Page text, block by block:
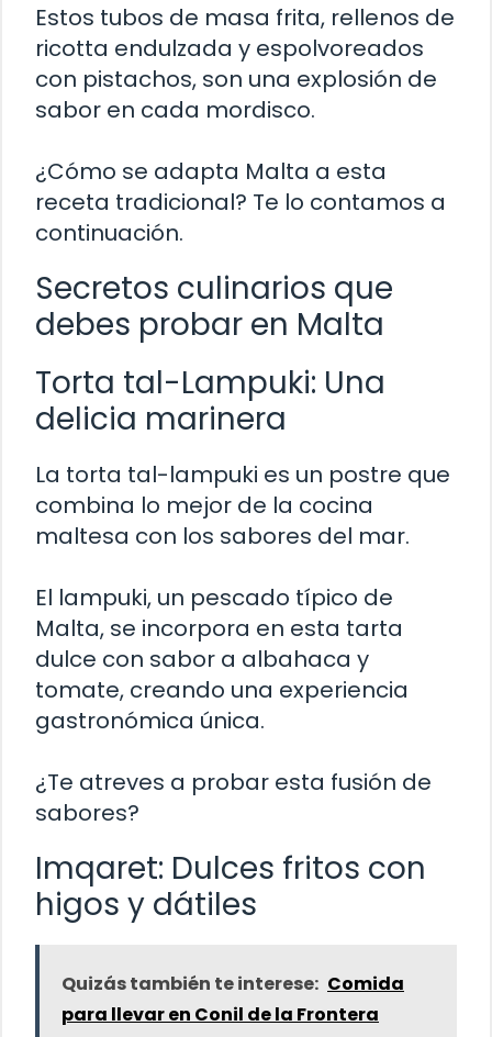
Estos tubos de masa frita, rellenos de
ricotta endulzada y espolvoreados
con pistachos, son una explosión de
sabor en cada mordisco.
¿Cómo se adapta Malta a esta
receta tradicional? Te lo contamos a
continuación.
Secretos culinarios que
debes probar en Malta
Torta tal-Lampuki: Una
delicia marinera
La torta tal-lampuki es un postre que
combina lo mejor de la cocina
maltesa con los sabores del mar.
El lampuki, un pescado típico de
Malta, se incorpora en esta tarta
dulce con sabor a albahaca y
tomate, creando una experiencia
gastronómica única.
¿Te atreves a probar esta fusión de
sabores?
Imqaret: Dulces fritos con
higos y dátiles
Quizás también te interese: Comida
para llevar en Conil de la Frontera